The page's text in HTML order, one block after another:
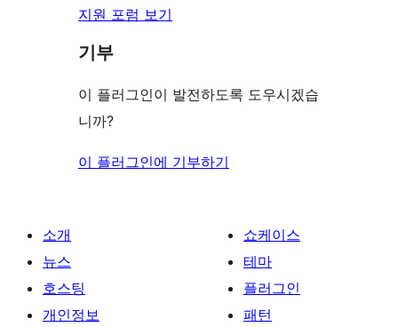
지원 포럼 보기
기부
이 플러그인이 발전하도록 도우시겠습
니까?
이 플러그인에 기부하기
소개
뉴스
호스팅
개인정보
쇼케이스
테마
플러그인
패턴